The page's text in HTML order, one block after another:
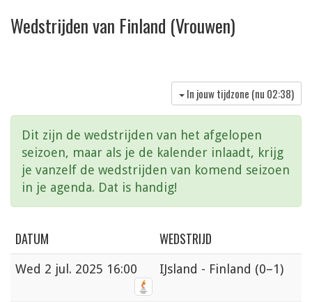
Wedstrijden van Finland (Vrouwen)
In jouw tijdzone (nu 02:38)
Dit zijn de wedstrijden van het afgelopen
seizoen, maar als je de kalender inlaadt, krijg
je vanzelf de wedstrijden van komend seizoen
in je agenda. Dat is handig!
DATUM WEDSTRIJD
Wed 2 jul. 2025 16:00 IJsland - Finland (0–1)